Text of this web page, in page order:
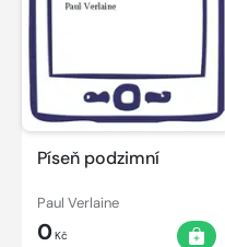
Píseň podzimní
Paul Verlaine
0Kč